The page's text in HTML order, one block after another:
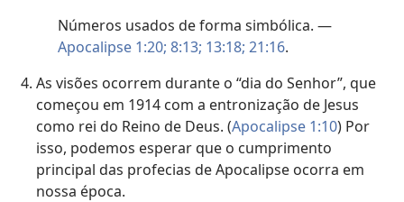
Números usados de forma simbólica. —
Apocalipse 1:20; 8:13; 13:18; 21:16.
As visões ocorrem durante o “dia do Senhor”, que
começou em 1914 com a entronização de Jesus
como rei do Reino de Deus. (Apocalipse 1:10) Por
isso, podemos esperar que o cumprimento
principal das profecias de Apocalipse ocorra em
nossa época.